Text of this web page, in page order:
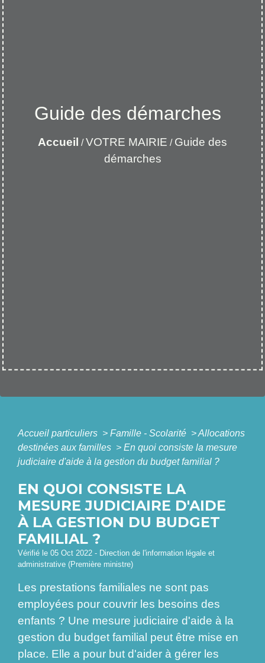
Guide des démarches
Accueil /VOTRE MAIRIE / Guide des
démarches
Accueil particuliers > Famille - Scolarité >Allocations
destinées aux familles > En quoi consiste la mesure
judiciaire d'aide à la gestion du budget familial ?
EN QUOI CONSISTE LA
MESURE JUDICIAIRE D'AIDE
À LA GESTION DU BUDGET
FAMILIAL ?
Vérifié le 05 Oct 2022 - Direction de l'information légale et
administrative (Première ministre)
Les prestations familiales ne sont pas
employées pour couvrir les besoins des
enfants ? Une mesure judiciaire d'aide à la
gestion du budget familial peut être mise en
place. Elle a pour but d'aider à gérer les